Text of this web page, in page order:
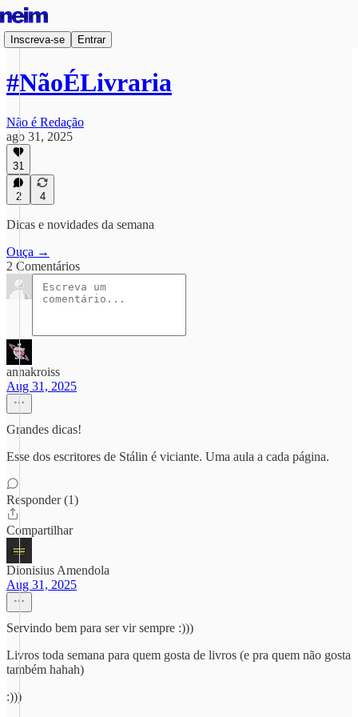
Inscreva-se Entrar
#NãoÉLivraria
Não é Redação
ago 31, 2025
31
2 4
Dicas e novidades da semana
Ouça →
2 Comentários
annakroiss
Aug 31, 2025
Grandes dicas!
Esse dos escritores de Stálin é viciante. Uma aula a cada página.
Responder (1)
Compartilhar
Dionisius Amendola
Aug 31, 2025
Servindo bem para ser vir sempre :)))
Livros toda semana para quem gosta de livros (e pra quem não gosta
também hahah)
:)))